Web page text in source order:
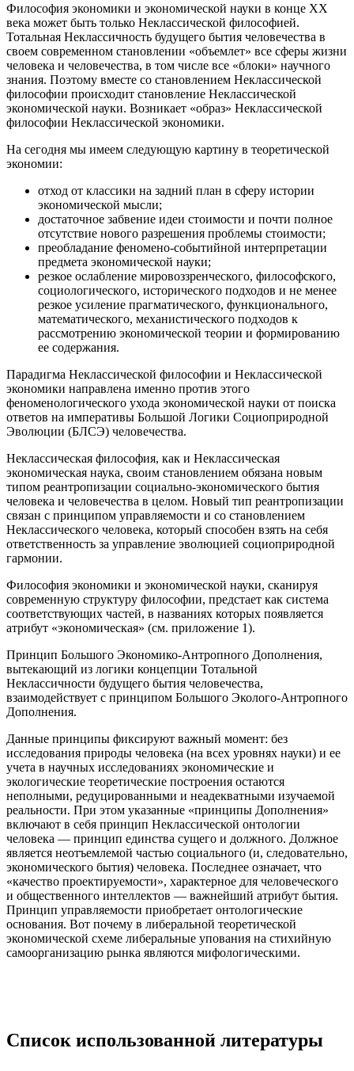
Философия экономики и экономической науки в конце ХХ
века может быть только Неклассической философией.
Тотальная Неклассичность будущего бытия человечества в
своем современном становлении «объемлет» все сферы жизни
человека и человечества, в том числе все «блоки» научного
знания. Поэтому вместе со становлением Неклассической
философии происходит становление Неклассической
экономической науки. Возникает «образ» Неклассической
философии Неклассической экономики.
На сегодня мы имеем следующую картину в теоретической
экономии:
отход от классики на задний план в сферу истории
экономической мысли;
достаточное забвение идеи стоимости и почти полное
отсутствие нового разрешения проблемы стоимости;
преобладание феномено-событийной интерпретации
предмета экономической науки;
резкое ослабление мировоззренческого, философского,
социологического, исторического подходов и не менее
резкое усиление прагматического, функционального,
математического, механистического подходов к
рассмотрению экономической теории и формированию
ее содержания.
Парадигма Неклассической философии и Неклассической
экономики направлена именно против этого
феноменологического ухода экономической науки от поиска
ответов на императивы Большой Логики Социоприродной
Эволюции (БЛСЭ) человечества.
Неклассическая философия, как и Неклассическая
экономическая наука, своим становлением обязана новым
типом реантропизации социально-экономического бытия
человека и человечества в целом. Новый тип реантропизации
связан с принципом управляемости и со становлением
Неклассического человека, который способен взять на себя
ответственность за управление эволюцией социоприродной
гармонии.
Философия экономики и экономической науки, сканируя
современную структуру философии, предстает как система
соответствующих частей, в названиях которых появляется
атрибут «экономическая» (см. приложение 1).
Принцип Большого Экономико-Антропного Дополнения,
вытекающий из логики концепции Тотальной
Неклассичности будущего бытия человечества,
взаимодействует с принципом Большого Эколого-Антропного
Дополнения.
Данные принципы фиксируют важный момент: без
исследования природы человека (на всех уровнях науки) и ее
учета в научных исследованиях экономические и
экологические теоретические построения остаются
неполными, редуцированными и неадекватными изучаемой
реальности. При этом указанные «принципы Дополнения»
включают в себя принцип Неклассической онтологии
человека — принцип единства сущего и должного. Должное
является неотъемлемой частью социального (и, следовательно,
экономического бытия) человека. Последнее означает, что
«качество проектируемости», характерное для человеческого
и общественного интеллектов — важнейший атрибут бытия.
Принцип управляемости приобретает онтологические
основания. Вот почему в либеральной теоретической
экономической схеме либеральные упования на стихийную
самоорганизацию рынка являются мифологическими.
Список использованной литературы